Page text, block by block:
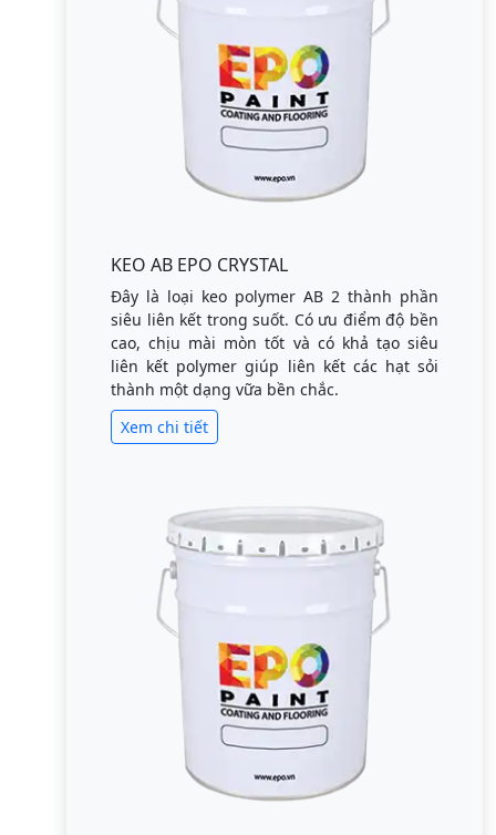
KEO AB EPO CRYSTAL
Đây là loại keo polymer AB 2 thành phần
siêu liên kết trong suốt. Có ưu điểm độ bền
cao, chịu mài mòn tốt và có khả tạo siêu
liên kết polymer giúp liên kết các hạt sỏi
thành một dạng vữa bền chắc.
Xem chi tiết